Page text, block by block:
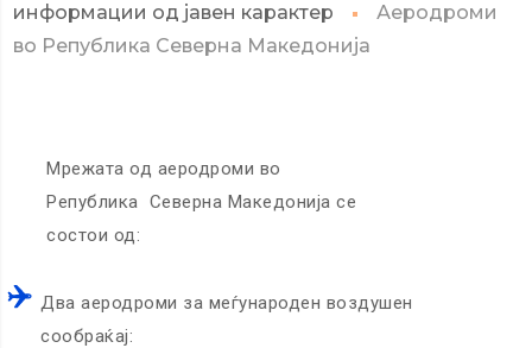
информации од јавен карактер
Аеродроми
во Република Северна Македонија
Мрежата од аеродроми во
Република Северна Македонија се
состои од:
Два аеродроми за меѓународен воздушен
сообраќај: